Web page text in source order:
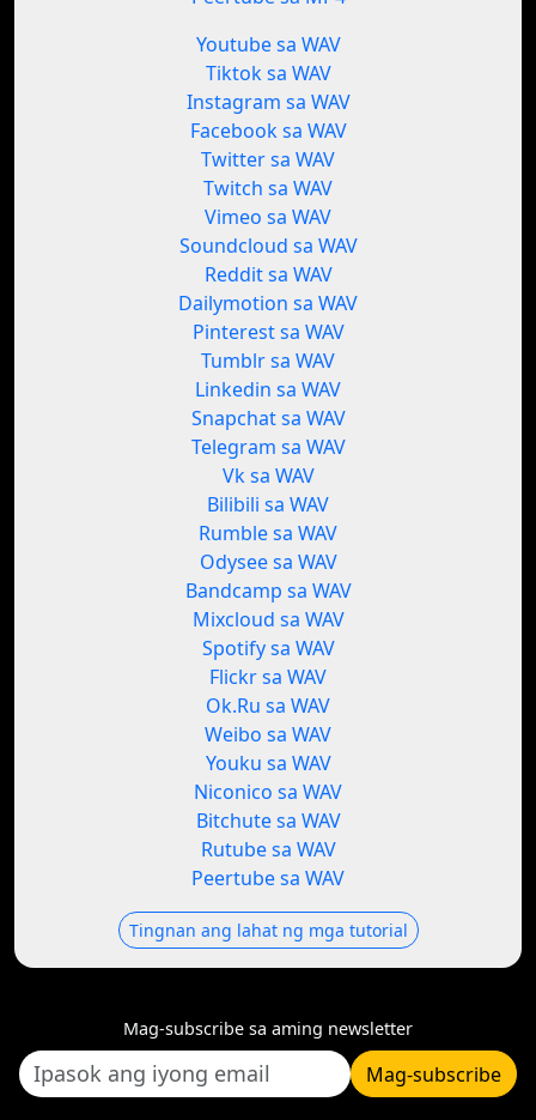
Youtube sa WAV
Tiktok sa WAV
Instagram sa WAV
Facebook sa WAV
Twitter sa WAV
Twitch sa WAV
Vimeo sa WAV
Soundcloud sa WAV
Reddit sa WAV
Dailymotion sa WAV
Pinterest sa WAV
Tumblr sa WAV
Linkedin sa WAV
Snapchat sa WAV
Telegram sa WAV
Vk sa WAV
Bilibili sa WAV
Rumble sa WAV
Odysee sa WAV
Bandcamp sa WAV
Mixcloud sa WAV
Spotify sa WAV
Flickr sa WAV
Ok.Ru sa WAV
Weibo sa WAV
Youku sa WAV
Niconico sa WAV
Bitchute sa WAV
Rutube sa WAV
Peertube sa WAV
Tingnan ang lahat ng mga tutorial
Mag-subscribe sa aming newsletter
Mag-subscribe